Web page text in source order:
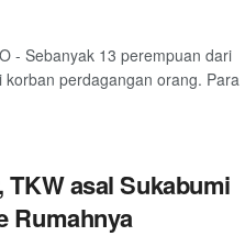
- Sebanyak 13 perempuan dari
perdagangan orang. Para
TKW asal Sukabumi
Rumahnya